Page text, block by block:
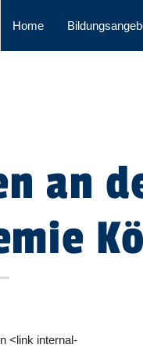
Home
an
<link internal-